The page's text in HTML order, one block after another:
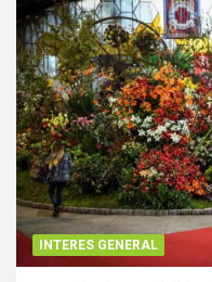
INTERES GENERAL